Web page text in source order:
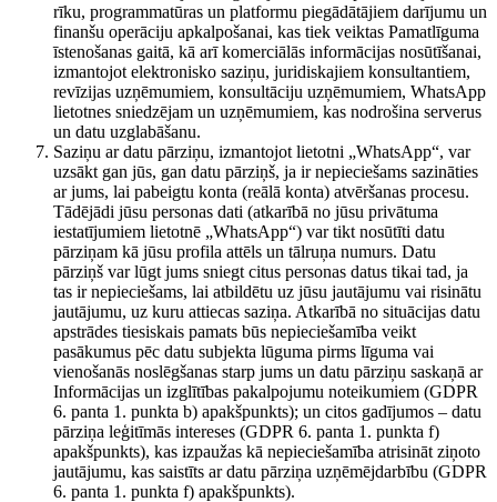
rīku, programmatūras un platformu piegādātājiem darījumu un
finanšu operāciju apkalpošanai, kas tiek veiktas Pamatlīguma
īstenošanas gaitā, kā arī komerciālās informācijas nosūtīšanai,
izmantojot elektronisko saziņu, juridiskajiem konsultantiem,
revīzijas uzņēmumiem, konsultāciju uzņēmumiem, WhatsApp
lietotnes sniedzējam un uzņēmumiem, kas nodrošina serverus
un datu uzglabāšanu.
Saziņu ar datu pārziņu, izmantojot lietotni „WhatsApp“, var
uzsākt gan jūs, gan datu pārziņš, ja ir nepieciešams sazināties
ar jums, lai pabeigtu konta (reālā konta) atvēršanas procesu.
Tādējādi jūsu personas dati (atkarībā no jūsu privātuma
iestatījumiem lietotnē „WhatsApp“) var tikt nosūtīti datu
pārziņam kā jūsu profila attēls un tālruņa numurs. Datu
pārziņš var lūgt jums sniegt citus personas datus tikai tad, ja
tas ir nepieciešams, lai atbildētu uz jūsu jautājumu vai risinātu
jautājumu, uz kuru attiecas saziņa. Atkarībā no situācijas datu
apstrādes tiesiskais pamats būs nepieciešamība veikt
pasākumus pēc datu subjekta lūguma pirms līguma vai
vienošanās noslēgšanas starp jums un datu pārziņu saskaņā ar
Informācijas un izglītības pakalpojumu noteikumiem (GDPR
6. panta 1. punkta b) apakšpunkts); un citos gadījumos – datu
pārziņa leģitīmās intereses (GDPR 6. panta 1. punkta f)
apakšpunkts), kas izpaužas kā nepieciešamība atrisināt ziņoto
jautājumu, kas saistīts ar datu pārziņa uzņēmējdarbību (GDPR
6. panta 1. punkta f) apakšpunkts).